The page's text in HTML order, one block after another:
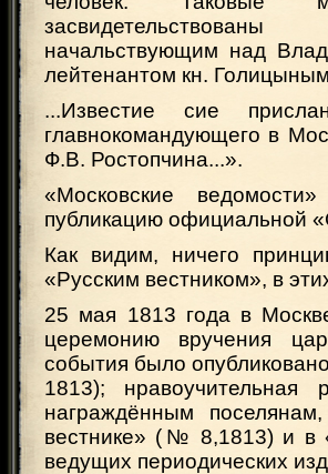
начальствующим над
лейтенантом кн.
...Известие сие
главнокомандующего в
Ф.В. Ростопчина...».
«Московские
публикацию официальной
Как видим, ничего
«Русским вестником», в
25 мая 1813 года в
церемонию вручения
события было
1813); нравоучительная
награждённым
вестнике» (№ 8,1813) и в
ведущих периодических